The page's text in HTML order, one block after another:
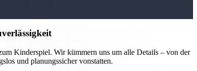
Kinderspiel. Wir kümmern uns um alle Details – von der
und planungssicher vonstatten.